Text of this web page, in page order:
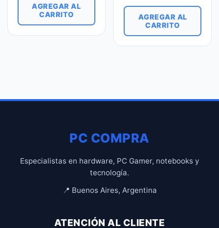
AGREGAR AL
CARRITO
AGREGAR AL
CARRITO
PC COMPRA
Especialistas en hardware, PC Gamer, notebooks y
tecnología.
📍 Buenos Aires, Argentina
ATENCIÓN AL CLIENTE